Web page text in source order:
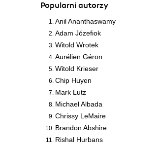
Popularni autorzy
Anil Ananthaswamy
Adam Józefiok
Witold Wrotek
Aurélien Géron
Witold Krieser
Chip Huyen
Mark Lutz
Michael Albada
Chrissy LeMaire
Brandon Abshire
Rishal Hurbans